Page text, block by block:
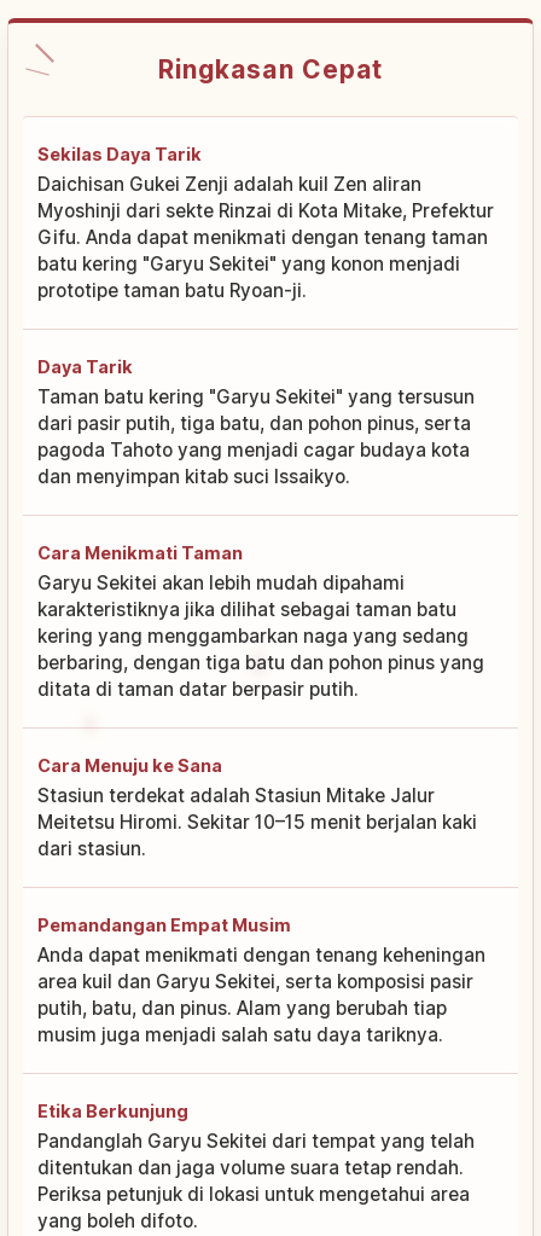
Ringkasan Cepat
Sekilas Daya Tarik
Daichisan Gukei Zenji adalah kuil Zen aliran
Myoshinji dari sekte Rinzai di Kota Mitake, Prefektur
Gifu. Anda dapat menikmati dengan tenang taman
batu kering "Garyu Sekitei" yang konon menjadi
prototipe taman batu Ryoan-ji.
Daya Tarik
Taman batu kering "Garyu Sekitei" yang tersusun
dari pasir putih, tiga batu, dan pohon pinus, serta
pagoda Tahoto yang menjadi cagar budaya kota
dan menyimpan kitab suci Issaikyo.
Cara Menikmati Taman
Garyu Sekitei akan lebih mudah dipahami
karakteristiknya jika dilihat sebagai taman batu
kering yang menggambarkan naga yang sedang
berbaring, dengan tiga batu dan pohon pinus yang
ditata di taman datar berpasir putih.
Cara Menuju ke Sana
Stasiun terdekat adalah Stasiun Mitake Jalur
Meitetsu Hiromi. Sekitar 10–15 menit berjalan kaki
dari stasiun.
Pemandangan Empat Musim
Anda dapat menikmati dengan tenang keheningan
area kuil dan Garyu Sekitei, serta komposisi pasir
putih, batu, dan pinus. Alam yang berubah tiap
musim juga menjadi salah satu daya tariknya.
Etika Berkunjung
Pandanglah Garyu Sekitei dari tempat yang telah
ditentukan dan jaga volume suara tetap rendah.
Periksa petunjuk di lokasi untuk mengetahui area
yang boleh difoto.